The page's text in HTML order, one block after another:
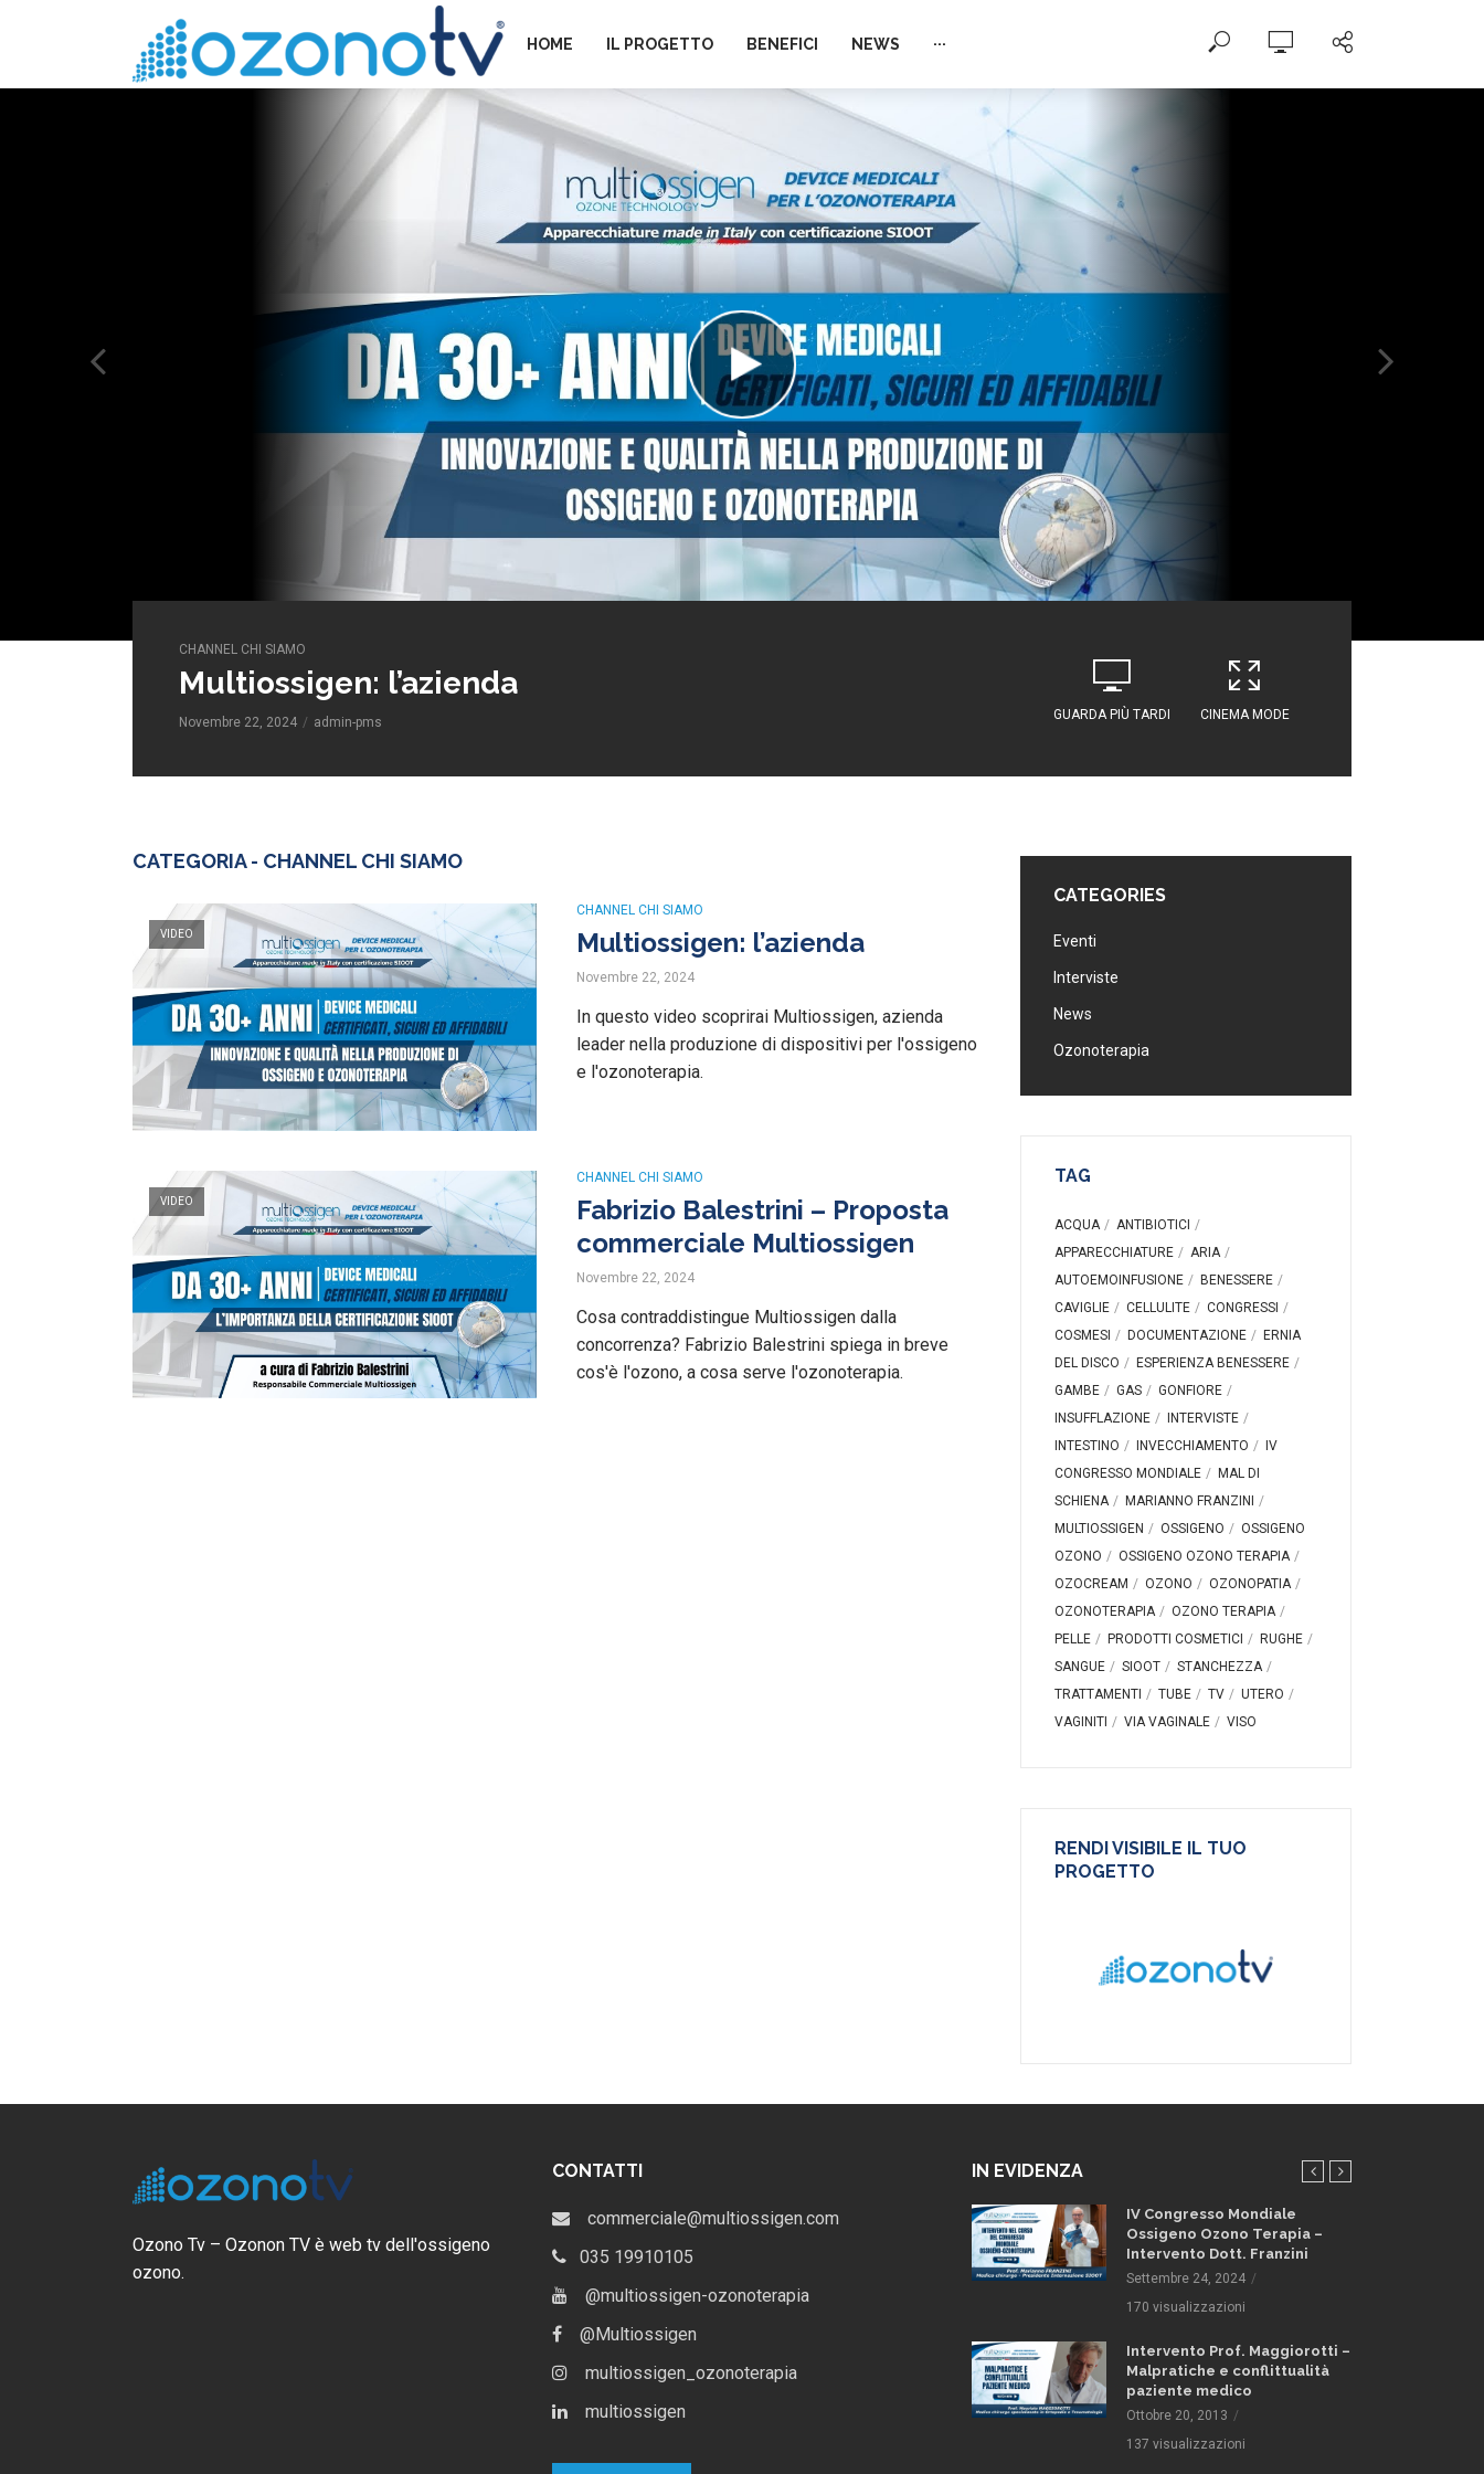
HOME IL PROGETTO BENEFICI NEWS ···
CHANNEL CHI SIAMO
Multiossigen: l’azienda
Novembre 22, 2024 admin-pms
GUARDA PIÙ TARDI CINEMA MODE
CATEGORIA - CHANNEL CHI SIAMO
VIDEO
CHANNEL CHI SIAMO
Multiossigen: l’azienda
Novembre 22, 2024
In questo video scoprirai Multiossigen, azienda
leader nella produzione di dispositivi per l'ossigeno
e l'ozonoterapia.
VIDEO
CHANNEL CHI SIAMO
Fabrizio Balestrini – Proposta
commerciale Multiossigen
Novembre 22, 2024
Cosa contraddistingue Multiossigen dalla
concorrenza? Fabrizio Balestrini spiega in breve
cos'è l'ozono, a cosa serve l'ozonoterapia.
CATEGORIES
Eventi
Interviste
News
Ozonoterapia
TAG
ACQUA
ANTIBIOTICI
APPARECCHIATURE
ARIA
AUTOEMOINFUSIONE
BENESSERE
CAVIGLIE
CELLULITE
CONGRESSI
COSMESI
DOCUMENTAZIONE
ERNIA
DEL DISCO
ESPERIENZA BENESSERE
GAMBE
GAS
GONFIORE
INSUFFLAZIONE
INTERVISTE
INTESTINO
INVECCHIAMENTO
IV
CONGRESSO MONDIALE
MAL DI
SCHIENA
MARIANNO FRANZINI
MULTIOSSIGEN
OSSIGENO
OSSIGENO
OZONO
OSSIGENO OZONO TERAPIA
OZOCREAM
OZONO
OZONOPATIA
OZONOTERAPIA
OZONO TERAPIA
PELLE
PRODOTTI COSMETICI
RUGHE
SANGUE
SIOOT
STANCHEZZA
TRATTAMENTI
TUBE TV
UTERO
VAGINITI
VIA VAGINALE VISO
RENDI VISIBILE IL TUO
PROGETTO
Ozono Tv – Ozonon TV è web tv dell'ossigeno
ozono.
CONTATTI
commerciale@multiossigen.com
035 19910105
@multiossigen-ozonoterapia
@Multiossigen
multiossigen_ozonoterapia
multiossigen
IN EVIDENZA
Intervento Dott. Franzini
Malpratiche e conflittualità
Anti-Aging e ozonoterapia:
51 visualizzazioni
IV Congresso Mondiale
Ossigeno Ozono Terapia –
Intervento Dott. Franzini
Settembre 24, 2024
170 visualizzazioni
Intervento Prof. Maggiorotti –
Malpratiche e conflittualità
paziente medico
Ottobre 20, 2013
137 visualizzazioni